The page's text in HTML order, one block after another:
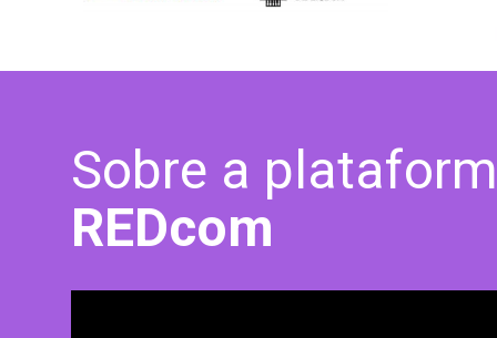
Sobre a
REDcom